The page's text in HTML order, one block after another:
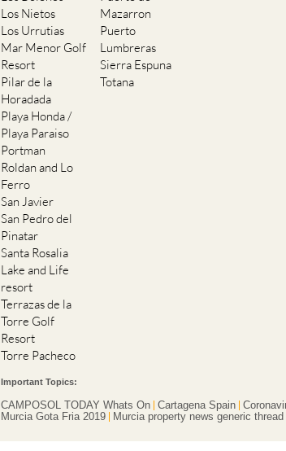
Los Nietos
Los Urrutias
Mar Menor Golf
Resort
Pilar de la
Horadada
Playa Honda /
Playa Paraiso
Portman
Roldan and Lo
Ferro
San Javier
San Pedro del
Pinatar
Santa Rosalia
Lake and Life
resort
Terrazas de la
Torre Golf
Resort
Torre Pacheco
Mazarron
Puerto
Lumbreras
Sierra Espuna
Totana
Important Topics:
CAMPOSOL TODAY Whats On Cartagena Spain
Murcia Gota Fria 2019
Murcia property news generic thread